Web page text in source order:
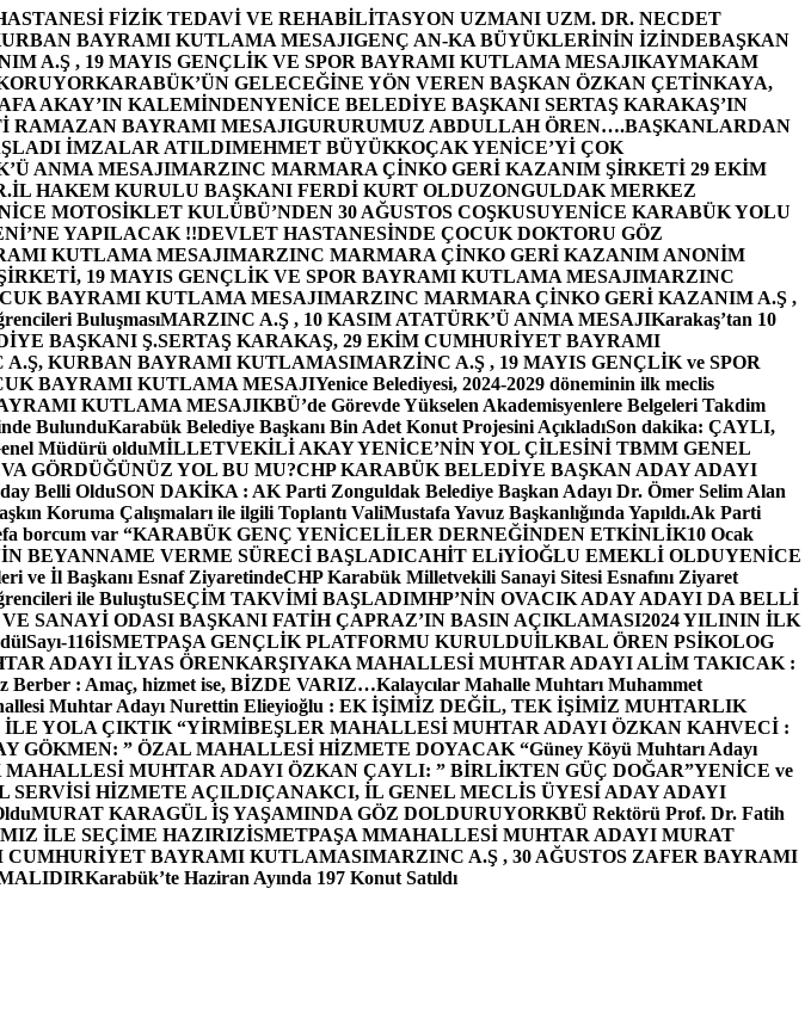
FİZİK TEDAVİ VE REHABİLİTASYON UZMANI UZM. DR. NECDET
BAYRAMI KUTLAMA MESAJIGENÇ AN-KA BÜYÜKLERİNİN İZİNDEBAŞKAN
A.Ş , 19 MAYIS GENÇLİK VE SPOR BAYRAMI KUTLAMA MESAJIKAYMAKAM
KARABÜK’ÜN GELECEĞİNE YÖN VEREN BAŞKAN ÖZKAN ÇETİNKAYA,
AKAY’IN KALEMİNDENYENİCE BELEDİYE BAŞKANI SERTAŞ KARAKAŞ’IN
RAMAZAN BAYRAMI MESAJIGURURUMUZ ABDULLAH ÖREN….BAŞKANLARDAN
İMZALAR ATILDIMEHMET BÜYÜKKOÇAK YENİCE’Yİ ÇOK
ANMA MESAJIMARZINC MARMARA ÇİNKO GERİ KAZANIM ŞİRKETİ 29 EKİM
İL HAKEM KURULU BAŞKANI FERDİ KURT OLDUZONGULDAK MERKEZ
MOTOSİKLET KULÜBÜ’NDEN 30 AĞUSTOS COŞKUSUYENİCE KARABÜK YOLU
YAPILACAK !!DEVLET HASTANESİNDE ÇOCUK DOKTORU GÖZ
KUTLAMA MESAJIMARZINC MARMARA ÇİNKO GERİ KAZANIM ANONİM
19 MAYIS GENÇLİK VE SPOR BAYRAMI KUTLAMA MESAJIMARZINC
BAYRAMI KUTLAMA MESAJIMARZINC MARMARA ÇİNKO GERİ KAZANIM A.Ş ,
BuluşmasıMARZINC A.Ş , 10 KASIM ATATÜRK’Ü ANMA MESAJIKarakaş’tan 10
BAŞKANI Ş.SERTAŞ KARAKAŞ, 29 EKİM CUMHURİYET BAYRAMI
A.Ş, KURBAN BAYRAMI KUTLAMASIMARZİNC A.Ş , 19 MAYIS GENÇLİK ve SPOR
BAYRAMI KUTLAMA MESAJIYenice Belediyesi, 2024-2029 döneminin ilk meclis
KUTLAMA MESAJIKBÜ’de Görevde Yükselen Akademisyenlere Belgeleri Takdim
BulunduKarabük Belediye Başkanı Bin Adet Konut Projesini AçıkladıSon dakika: ÇAYLI,
Müdürü olduMİLLETVEKİLİ AKAY YENİCE’NİN YOL ÇİLESİNİ TBMM GENEL
GÖRDÜĞÜNÜZ YOL BU MU?CHP KARABÜK BELEDİYE BAŞKAN ADAY ADAYI
Belli OlduSON DAKİKA : AK Parti Zonguldak Belediye Başkan Adayı Dr. Ömer Selim Alan
Koruma Çalışmaları ile ilgili Toplantı ValiMustafa Yavuz Başkanlığında Yapıldı.Ak Parti
borcum var “KARABÜK GENÇ YENİCELİLER DERNEĞİNDEN ETKİNLİK10 Ocak
BEYANNAME VERME SÜRECİ BAŞLADICAHİT ELiYİOĞLU EMEKLİ OLDUYENİCE
ve İl Başkanı Esnaf ZiyaretindeCHP Karabük Milletvekili Sanayi Sitesi Esnafını Ziyaret
ile BuluştuSEÇİM TAKVİMİ BAŞLADIMHP’NİN OVACIK ADAY ADAYI DA BELLİ
SANAYİ ODASI BAŞKANI FATİH ÇAPRAZ’IN BASIN AÇIKLAMASI2024 YILININ İLK
Sayı-116İSMETPAŞA GENÇLİK PLATFORMU KURULDUİLKBAL ÖREN PSİKOLOG
ADAYI İLYAS ÖRENKARŞIYAKA MAHALLESİ MUHTAR ADAYI ALİM TAKICAK :
Berber : Amaç, hizmet ise, BİZDE VARIZ…Kalaycılar Mahalle Muhtarı Muhammet
Muhtar Adayı Nurettin Elieyioğlu : EK İŞİMİZ DEĞİL, TEK İŞİMİZ MUHTARLIK
İLE YOLA ÇIKTIK “YİRMİBEŞLER MAHALLESİ MUHTAR ADAYI ÖZKAN KAHVECİ :
GÖKMEN: ” ÖZAL MAHALLESİ HİZMETE DOYACAK “Güney Köyü Muhtarı Adayı
MAHALLESİ MUHTAR ADAYI ÖZKAN ÇAYLI: ” BİRLİKTEN GÜÇ DOĞAR”YENİCE ve
SERVİSİ HİZMETE AÇILDIÇANAKCI, İL GENEL MECLİS ÜYESİ ADAY ADAYI
MURAT KARAGÜL İŞ YAŞAMINDA GÖZ DOLDURUYORKBÜ Rektörü Prof. Dr. Fatih
İLE SEÇİME HAZIRIZİSMETPAŞA MMAHALLESİ MUHTAR ADAYI MURAT
CUMHURİYET BAYRAMI KUTLAMASIMARZINC A.Ş , 30 AĞUSTOS ZAFER BAYRAMI
Karabük’te Haziran Ayında 197 Konut Satıldı